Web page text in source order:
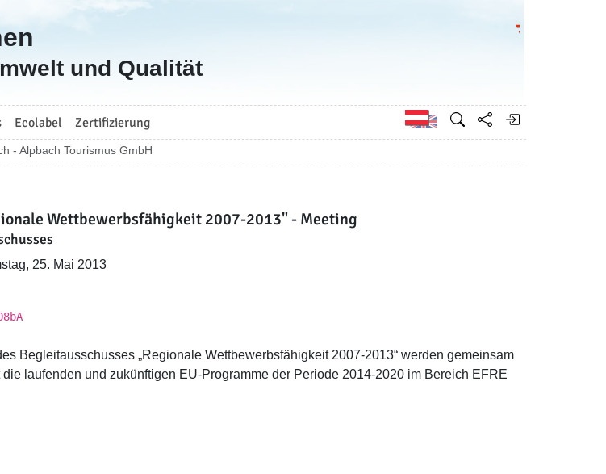
und Qualität
Ecolabel Zertifizierung Englisch
- Alpbach Tourismus GmbH
Wettbewerbsfähigkeit 2007-2013" - Meeting
25. Mai 2013
Begleitausschusses „Regionale Wettbewerbsfähigkeit 2007-2013“ werden gemeinsam
laufenden und zukünftigen EU-Programme der Periode 2014-2020 im Bereich EFRE